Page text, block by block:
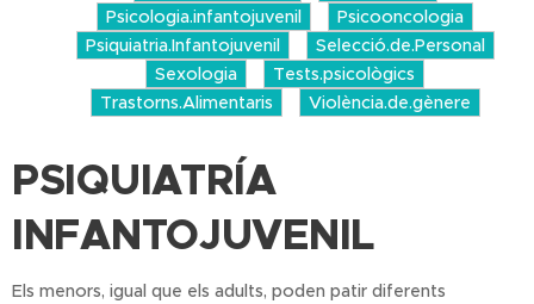
Psicologia.infantojuvenil
Psicooncologia
Psiquiatria.Infantojuvenil
Selecció.de.Personal
Sexologia
Tests.psicològics
Trastorns.Alimentaris
Violència.de.gènere
PSIQUIATRÍA
INFANTOJUVENIL
Els menors, igual que els adults, poden patir diferents